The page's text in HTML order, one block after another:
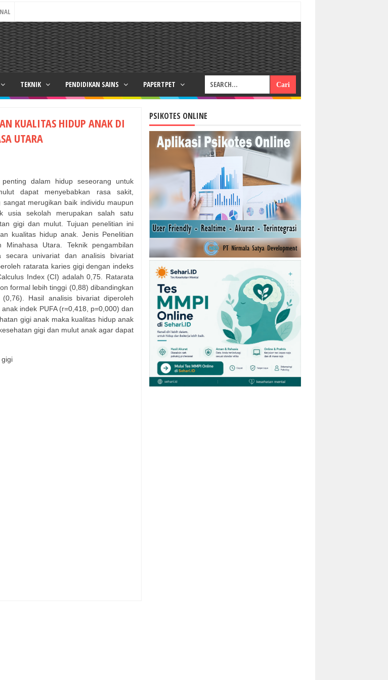
TEKNIK PENDIDIKAN SAINS PAPERTPET
KUALITAS HIDUP ANAK DI
UTARA
dalam hidup seseorang untuk
dapat menyebabkan rasa sakit,
merugikan baik individu maupun
usia sekolah merupakan salah satu
gigi dan mulut. Tujuan penelitian ini
kualitas hidup anak. Jenis Penelitian
Minahasa Utara. Teknik pengambilan
secara univariat dan analisis bivariat
rata­rata karies gigi dengan indeks
Index (CI) adalah 0,75. Rata­rata
formal lebih tinggi (0,88) dibandingkan
Hasil analisis bivariat diperoleh
indek PUFA (r=­0,418, p=0,000) dan
gigi anak maka kualitas hidup anak
gigi dan mulut anak agar dapat
gigi
PSIKOTES ONLINE